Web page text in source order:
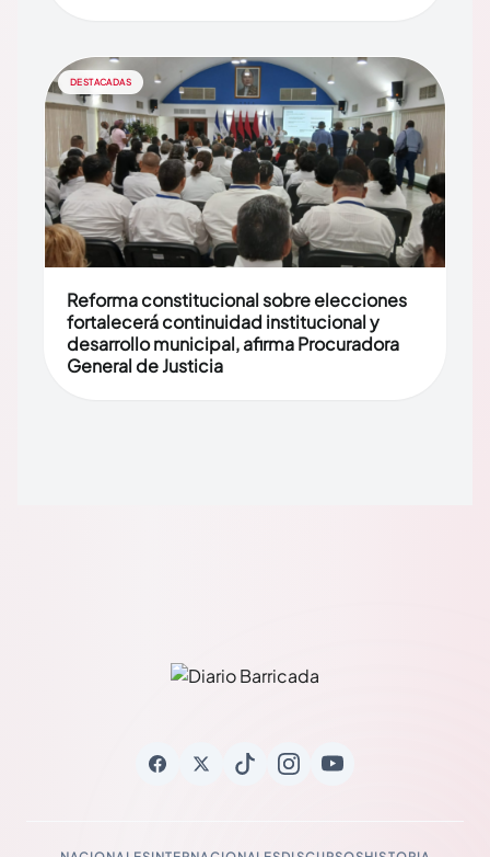
DESTACADAS
Reforma constitucional sobre elecciones
fortalecerá continuidad institucional y
desarrollo municipal, afirma Procuradora
General de Justicia